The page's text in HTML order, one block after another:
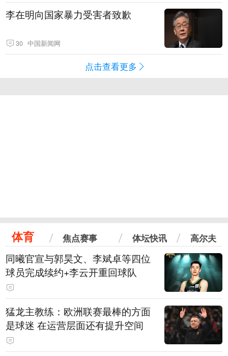
李在明向国家暴力受害者致歉
30 中国新闻网
点击查看更多
体育 焦点赛事 体坛快讯 高尔夫
同曦官宣与郭昊文、李斌卓等四位
球员完成续约+李云开重回球队
猛龙主教练：欧洲联赛最棒的方面
是球迷 在运营层面还有提升空间